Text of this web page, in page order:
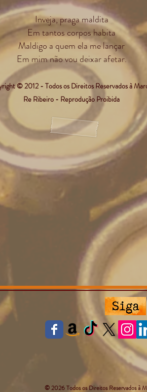
Inveja, praga maldita
Em tantos corpos habita
Maldigo a quem ela me lançar
Em mim não vou deixar afetar.
© 2012 - Todos os Direitos Reservados à
Re Ribeiro - Reprodução Proibida
© 2026 Todos os Direitos Reservados à